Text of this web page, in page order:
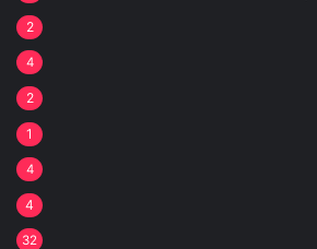
2
4
2
1
4
4
32